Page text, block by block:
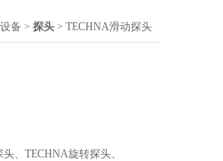
备 > 探头 > TECHNA滑动探头
、TECHNA旋转探头、